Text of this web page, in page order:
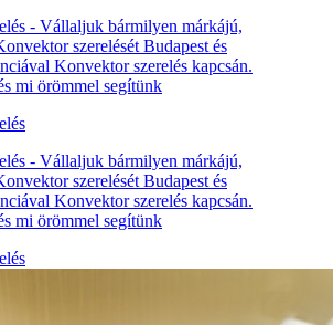
- Vállaljuk bármilyen márkájú,
szerelését Budapest és
Konvektor szerelés kapcsán.
mi örömmel segítünk
- Vállaljuk bármilyen márkájú,
szerelését Budapest és
Konvektor szerelés kapcsán.
mi örömmel segítünk